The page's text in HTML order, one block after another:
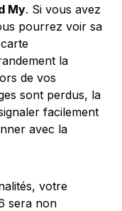
My. Si vous avez
pourrez voir sa
la
de vos
sont perdus, la
facilement
avec la
votre
sera non